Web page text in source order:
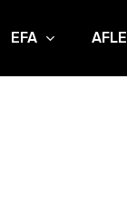
EFA AFLE